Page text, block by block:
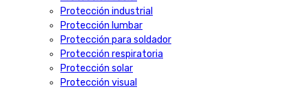
Protección industrial
Protección lumbar
Protección para soldador
Protección respiratoria
Protección solar
Protección visual